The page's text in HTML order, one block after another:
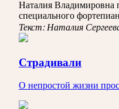
Наталия Владимировна
специального
Текст: Наталия
Страдивали
О непростой жизни